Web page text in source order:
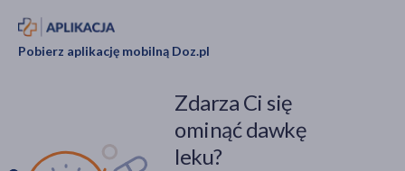
Pobierz aplikację mobilną Doz.pl
Zdarza Ci się
ominąć dawkę
leku?